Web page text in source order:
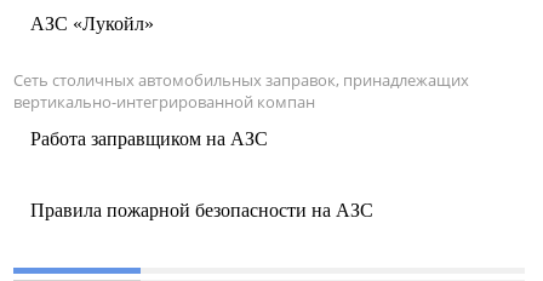
АЗС «Лукойл»
Сеть столичных автомобильных заправок, принадлежащих
вертикально-интегрированной компан
Работа заправщиком на АЗС
Правила пожарной безопасности на АЗС